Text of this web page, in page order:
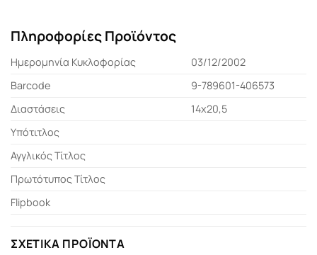
Πληροφορίες Προϊόντος
Ημερομηνία Κυκλοφορίας
03/12/2002
Barcode
9-789601-406573
Διαστάσεις
14x20,5
Υπότιτλος
Αγγλικός Τίτλος
Πρωτότυπος Τίτλος
Flipbook
ΣΧΕΤΙΚΆ ΠΡΟΪΌΝΤΑ